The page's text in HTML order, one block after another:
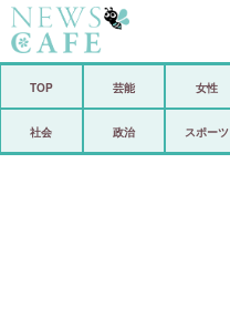
TOP 芸能 女性
社会 政治 スポーツ